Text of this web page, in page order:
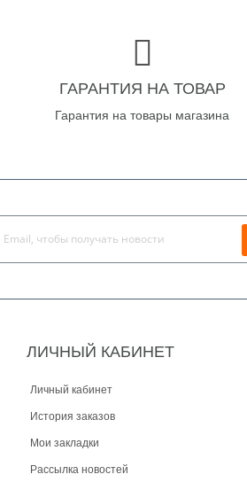
ГАРАНТИЯ НА ТОВАР
Гарантия на товары магазина
ЛИЧНЫЙ КАБИНЕТ
Личный кабинет
История заказов
Мои закладки
Рассылка новостей